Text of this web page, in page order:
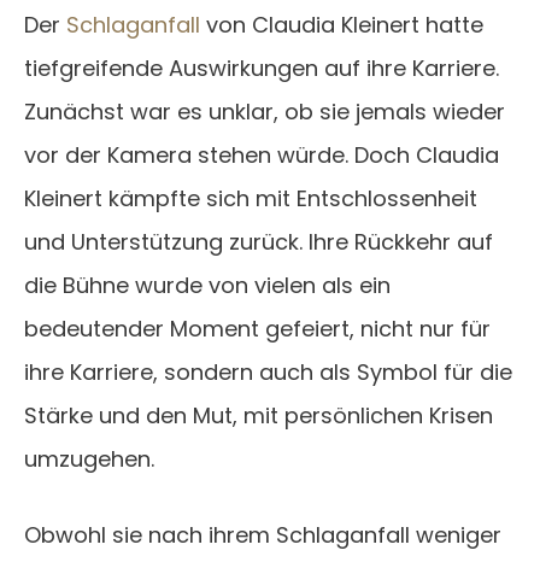
Der Schlaganfall von Claudia Kleinert hatte
tiefgreifende Auswirkungen auf ihre Karriere.
Zunächst war es unklar, ob sie jemals wieder
vor der Kamera stehen würde. Doch Claudia
Kleinert kämpfte sich mit Entschlossenheit
und Unterstützung zurück. Ihre Rückkehr auf
die Bühne wurde von vielen als ein
bedeutender Moment gefeiert, nicht nur für
ihre Karriere, sondern auch als Symbol für die
Stärke und den Mut, mit persönlichen Krisen
umzugehen.
Obwohl sie nach ihrem Schlaganfall weniger